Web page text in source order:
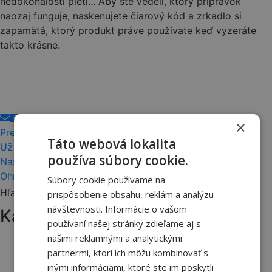
naozaj funguje, naskenujete čiarový kód a zrkadlo si
zapamätá, ktorý produkt práve používate keď vyzeráte
takto krásne.
Predchádzajúci článok
Už sa nerosí!
Nasledujúci článok
Ohrievače Dedra na stavbu aj do domácnosti
Hľadať:
Kategórie článkov
Akcie a novinky
Ako na to
Tipy a triky
×
Táto webová lokalita
používa súbory cookie.
Súbory cookie používame na
prispôsobenie obsahu, reklám a analýzu
návštevnosti. Informácie o vašom
používaní našej stránky zdieľame aj s
našimi reklamnými a analytickými
partnermi, ktorí ich môžu kombinovať s
inými informáciami, ktoré ste im poskytli